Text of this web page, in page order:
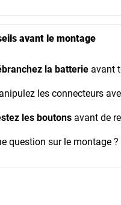
avant le montage
la batterie avant
les connecteurs
les boutons avant de
question sur le montage ?